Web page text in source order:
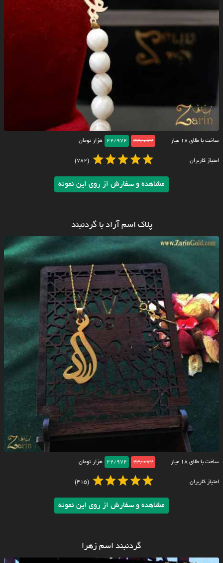
ساخت با طلای ۱۸ عیار 23/072
22/972 هزار تومان
امتیاز کاربران (782)
مشاهده و سفارش از روی این نمونه
پلاک اسم آراد با گردنبند
ساخت با طلای ۱۸ عیار 23/072
22/972 هزار تومان
امتیاز کاربران (415)
مشاهده و سفارش از روی این نمونه
گردنبند اسم زهرا